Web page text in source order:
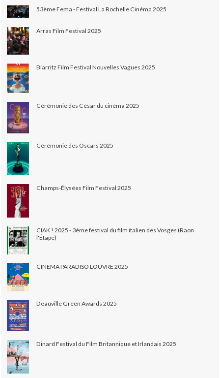
53ème Fema - Festival La Rochelle Cinéma 2025
Arras Film Festival 2025
Biarritz Film Festival Nouvelles Vagues 2025
Cérémonie des César du cinéma 2025
Cérémonie des Oscars 2025
Champs-Élysées Film Festival 2025
CIAK ! 2025 - 3ème festival du film italien des Vosges (Raon
l'Étape)
CINEMA PARADISO LOUVRE 2025
Deauville Green Awards 2025
Dinard Festival du Film Britannique et Irlandais 2025